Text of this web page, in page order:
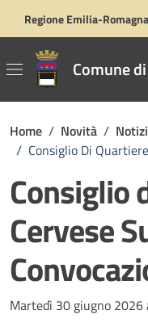
Regione Emilia-Romagna
Comune
Home / Novità /
/ Consiglio Di
Consiglio
Cervese
Dettagli
Martedì 30 giugno 2026